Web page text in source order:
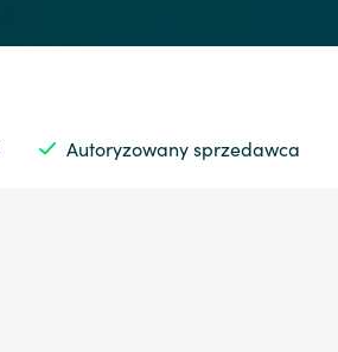
Autoryzowany sprzedawca